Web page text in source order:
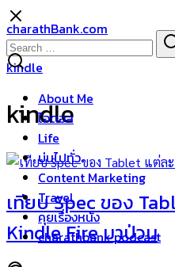
Skip
to
content
charathBank.com
About Me
ไอดอล
Life
บ่นไปทั่ว
Content Marketing
Travel
คุยเรื่องหนัง
charathbank podcast
Search
for:
kindle
kindle
เทียบ Spec ของ
Kindle Fire มาป่วน